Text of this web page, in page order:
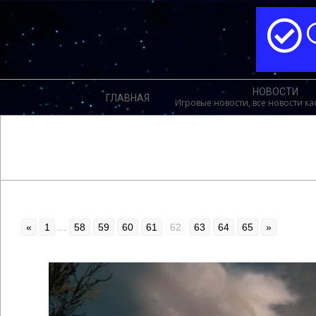
содержимому
Меню
навигации
ГЛАВНАЯ
НОВОСТИ
Игровые новости, все новости
« 1 58 59 60 61 62 63 64 65 »